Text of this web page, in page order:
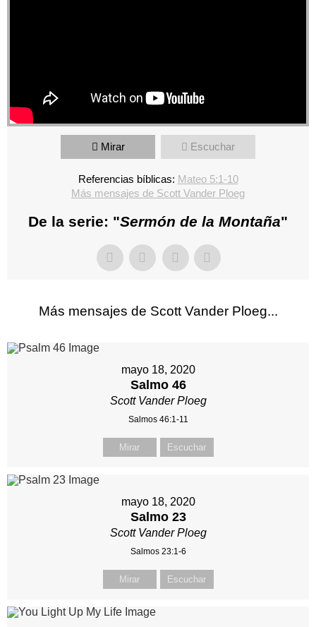
Mirar Escuchar
Referencias bíblicas: Mateo 5:1-10
Más mensajes de Scott Vander Ploeg
De la serie: "Sermón de la Montaña"
Más mensajes de Scott Vander Ploeg...
mayo 18, 2020
Salmo 46
Scott Vander Ploeg
Salmos 46:1-11
Mirar Escuchar
mayo 18, 2020
Salmo 23
Scott Vander Ploeg
Salmos 23:1-6
Mirar Escuchar